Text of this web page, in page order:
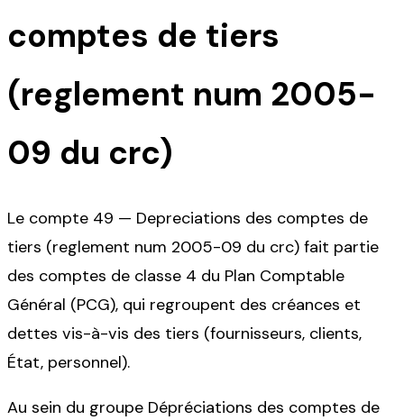
comptes de tiers
(reglement num 2005-
09 du crc)
Le compte 49 — Depreciations des comptes de
tiers (reglement num 2005-09 du crc) fait partie
des comptes de classe 4 du Plan Comptable
Général (PCG), qui regroupent des créances et
dettes vis-à-vis des tiers (fournisseurs, clients,
État, personnel).
Au sein du groupe Dépréciations des comptes de